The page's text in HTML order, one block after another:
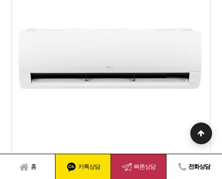
SW07EK1WES
홈 카톡상담 빠른상담 전화상담